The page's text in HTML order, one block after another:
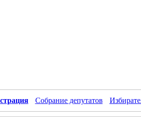
Собрание депутатов